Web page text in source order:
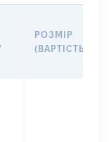
РОЗМІР
(ВАРТІСТЬ)